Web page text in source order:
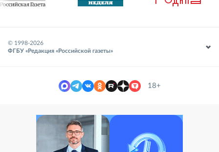
© 1998-2026
ФГБУ «Редакция «Российской газеты»
18+